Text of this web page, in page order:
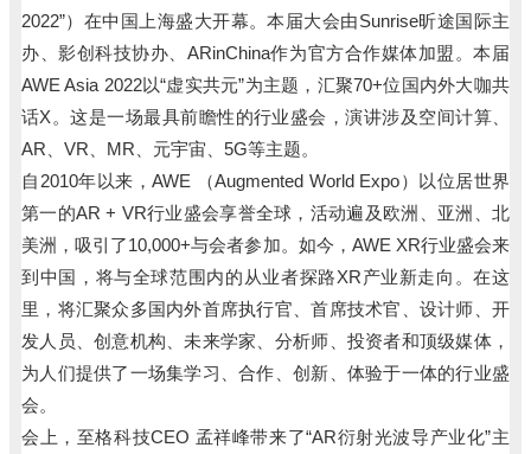
2022”）在中国上海盛大开幕。本届大会由Sunrise昕途国际主
办、影创科技协办、ARinChina作为官方合作媒体加盟。本届
AWE Asia 2022以“虚实共元”为主题，汇聚70+位国内外大咖共
话X。这是一场最具前瞻性的行业盛会，演讲涉及空间计算、
AR、VR、MR、元宇宙、5G等主题。
自2010年以来，AWE （Augmented World Expo）以位居世界
第一的AR + VR行业盛会享誉全球，活动遍及欧洲、亚洲、北
美洲，吸引了10,000+与会者参加。如今，AWE XR行业盛会来
到中国，将与全球范围内的从业者探路XR产业新走向。在这
里，将汇聚众多国内外首席执行官、首席技术官、设计师、开
发人员、创意机构、未来学家、分析师、投资者和顶级媒体，
为人们提供了一场集学习、合作、创新、体验于一体的行业盛
会。
会上，至格科技CEO 孟祥峰带来了“AR衍射光波导产业化”主